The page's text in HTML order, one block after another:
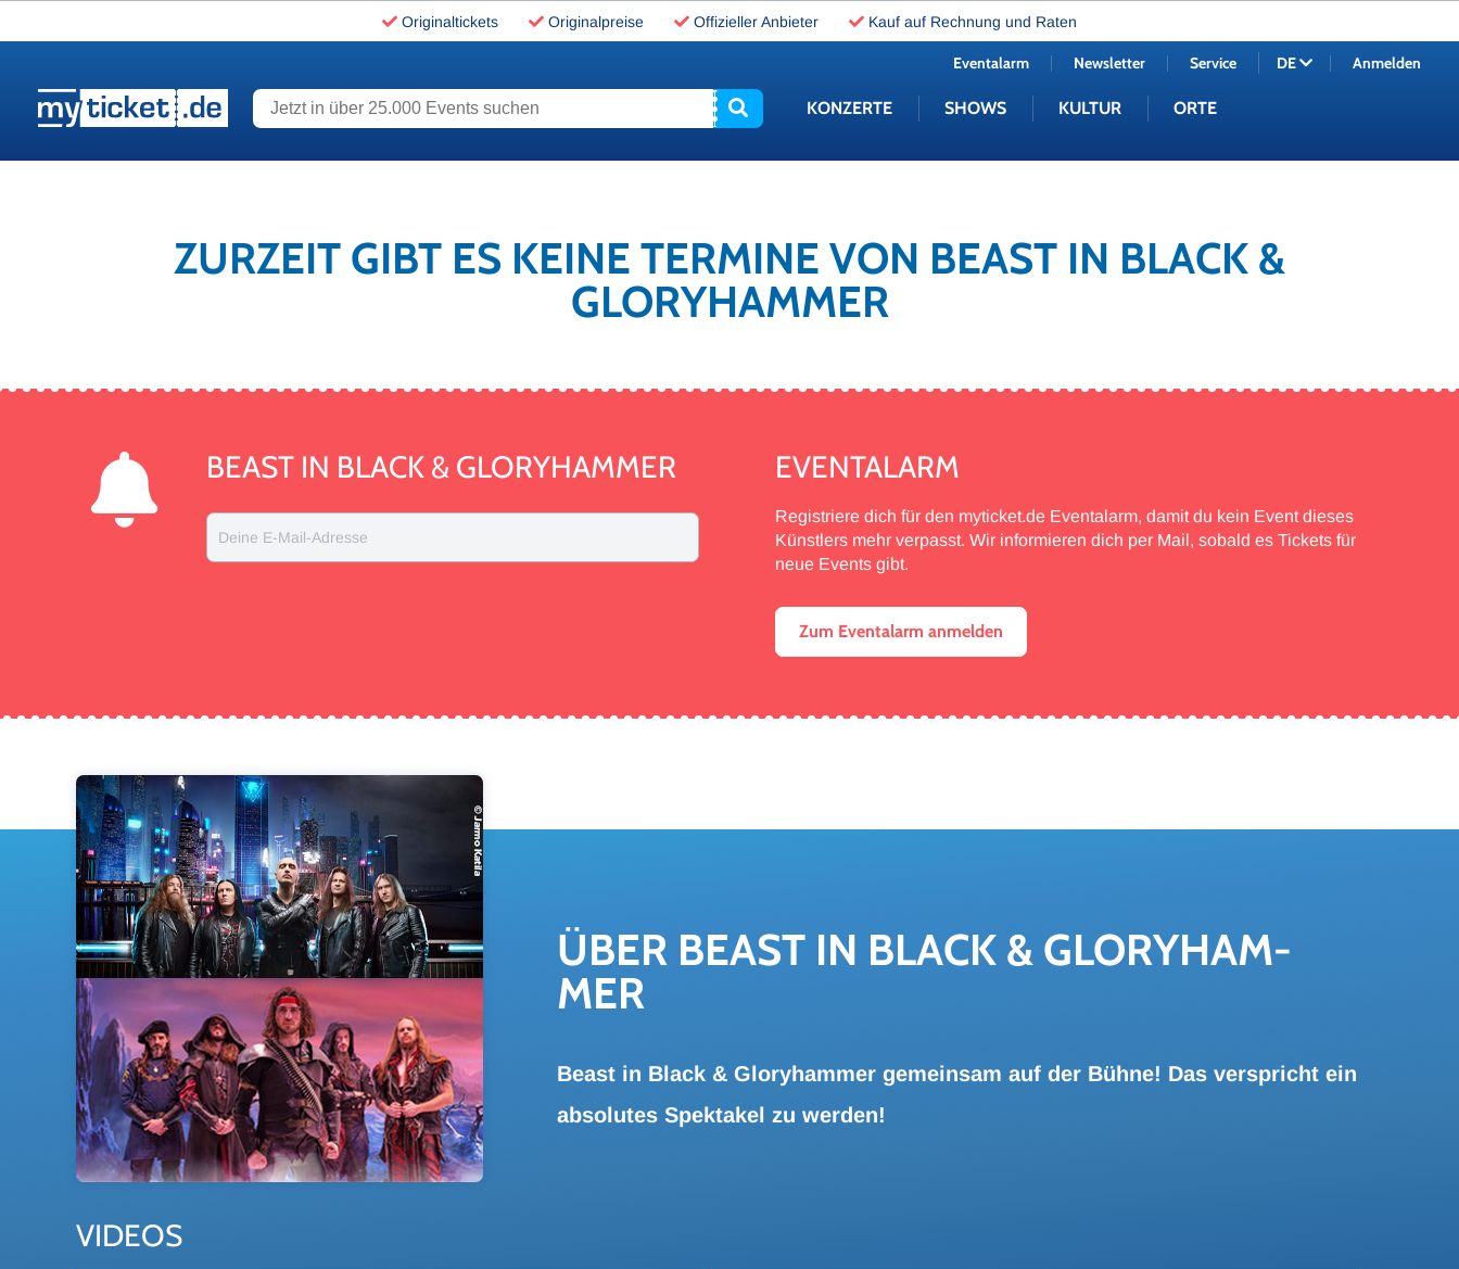
Originaltickets Originalpreise Offizieller Anbieter Kauf auf Rechnung und Raten
Jetzt in über 25.000 Events suchen KONZERTE SHOWS KULTUR ORTE
Eventalarm Newsletter Service DE Anmelden
ZURZEIT GIBT ES KEINE TERMINE VON BEAST IN BLACK &
GLORYHAMMER
BEAST IN BLACK & GLORYHAMMER
Deine E-Mail-Adresse
EVENTALARM
Registriere dich für den myticket.de Eventalarm, damit du kein Event dieses
Künstlers mehr verpasst. Wir informieren dich per Mail, sobald es Tickets für
neue Events gibt.
Zum Eventalarm anmelden
ÜBER BEAST IN BLACK & GLO­RY­HAM­
MER
Beast in Black & Gloryhammer gemeinsam auf der Bühne! Das verspricht ein
absolutes Spektakel zu werden!
VIDEOS